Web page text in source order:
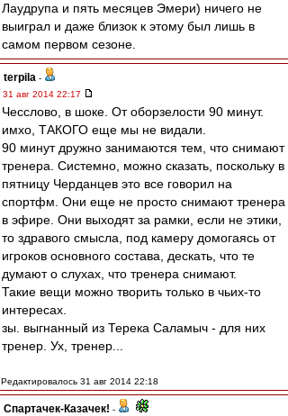
Лаудрупа и пять месяцев Эмери) ничего не
выиграл и даже близок к этому был лишь в
самом первом сезоне.
terpila -
31 авг 2014 22:17
Чесслово, в шоке. От оборзелости 90 минут.
имхо, ТАКОГО еще мы не видали.
90 минут дружно занимаются тем, что снимают
тренера. Системно, можно сказать, поскольку в
пятницу Черданцев это все говорил на
спортфм. Они еще не просто снимают тренера
в эфире. Они выходят за рамки, если не этики,
то здравого смысла, под камеру домогаясь от
игроков основного состава, дескать, что те
думают о слухах, что тренера снимают.
Такие вещи можно творить только в чьих-то
интересах.
зы. выгнанный из Терека Саламыч - для них
тренер. Ух, тренер...
Редактировалось 31 авг 2014 22:18
Спартачек-Казачек! -